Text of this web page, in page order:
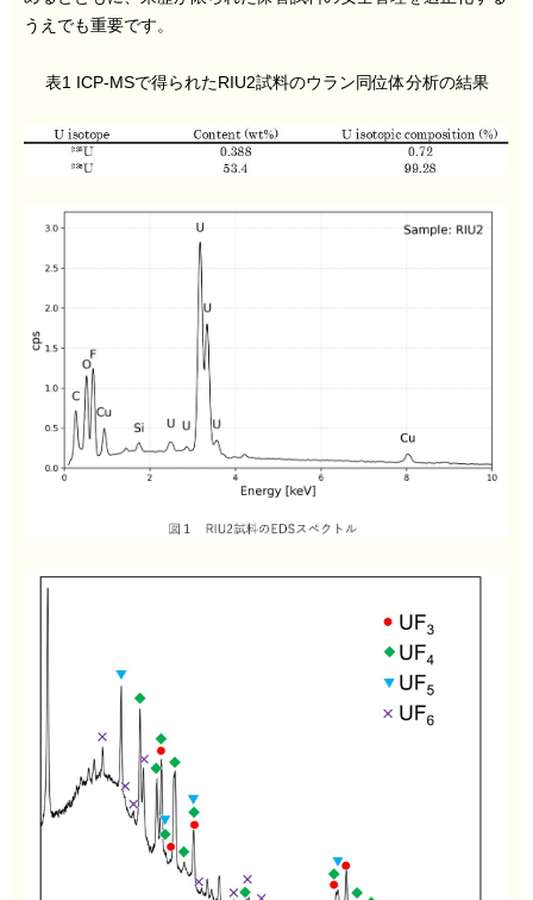
うえでも重要です。
表1 ICP-MSで得られたRIU2試料のウラン同位体分析の結果